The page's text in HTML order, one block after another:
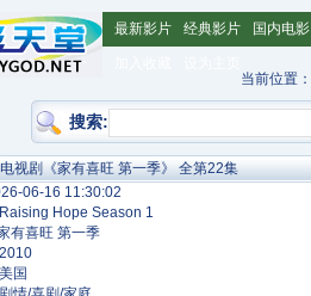
最新影片 经典影片 国内电影
当前位置：
搜索:
视剧《家有喜旺 第一季》 全第22集
06-16 11:30:02
Hope Season 1
喜旺 第一季
国